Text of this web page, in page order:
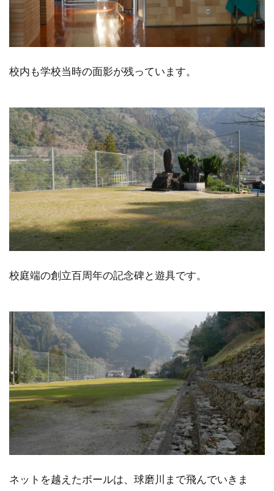
校内も学校当時の面影が残っています。
校庭端の創立百周年の記念碑と遊具です。
ネットを越えたボールは、球磨川まで飛んでいきま